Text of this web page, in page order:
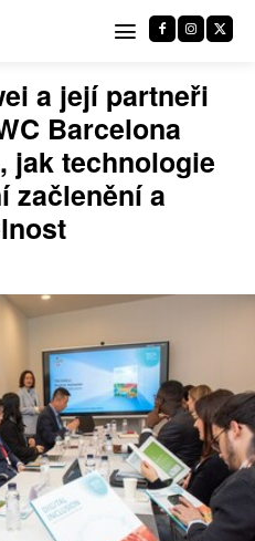
a její partneři
Barcelona
jak technologie
začlenění a